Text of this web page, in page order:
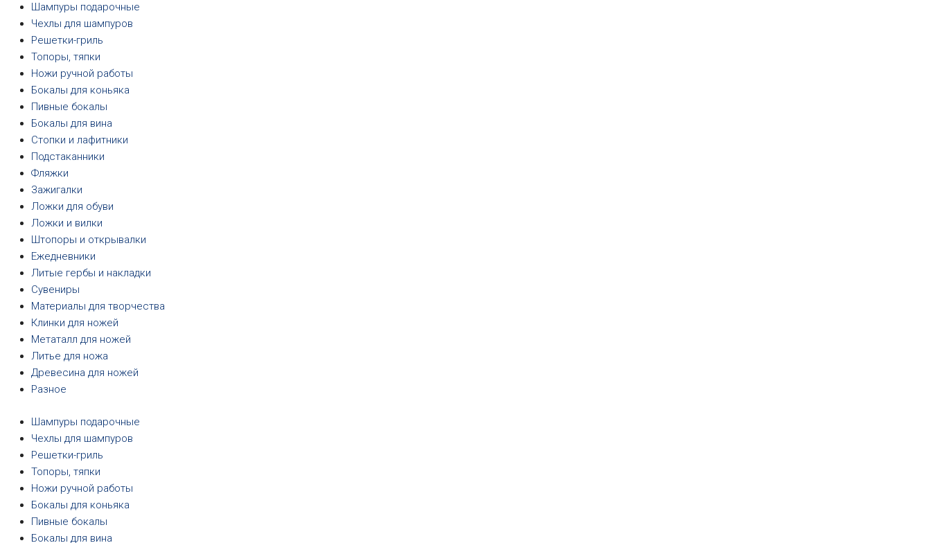
Шампуры подарочные
Чехлы для шампуров
Решетки-гриль
Топоры, тяпки
Ножи ручной работы
Бокалы для коньяка
Пивные бокалы
Бокалы для вина
Стопки и лафитники
Подстаканники
Фляжки
Зажигалки
Ложки для обуви
Ложки и вилки
Штопоры и открывалки
Ежедневники
Литые гербы и накладки
Сувениры
Материалы для творчества
Клинки для ножей
Метаталл для ножей
Литье для ножа
Древесина для ножей
Разное
Шампуры подарочные
Чехлы для шампуров
Решетки-гриль
Топоры, тяпки
Ножи ручной работы
Бокалы для коньяка
Пивные бокалы
Бокалы для вина